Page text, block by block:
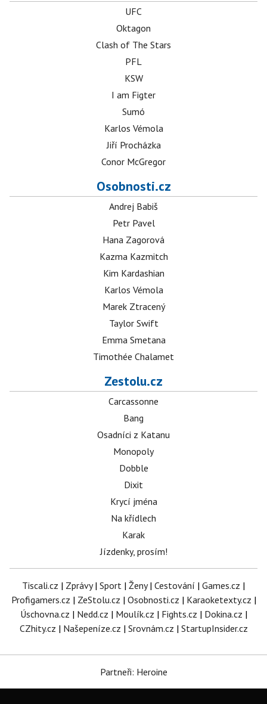
UFC
Oktagon
Clash of The Stars
PFL
KSW
I am Figter
Sumó
Karlos Vémola
Jiří Procházka
Conor McGregor
Osobnosti.cz
Andrej Babiš
Petr Pavel
Hana Zagorová
Kazma Kazmitch
Kim Kardashian
Karlos Vémola
Marek Ztracený
Taylor Swift
Emma Smetana
Timothée Chalamet
Zestolu.cz
Carcassonne
Bang
Osadníci z Katanu
Monopoly
Dobble
Dixit
Krycí jména
Na křídlech
Karak
Jízdenky, prosím!
Tiscali.cz | Zprávy| Sport | Ženy| Cestování | Games.cz |
Profigamers.cz | ZeStolu.cz | Osobnosti.cz | Karaoketexty.cz |
Úschovna.cz | Nedd.cz | Moulík.cz | Fights.cz | Dokina.cz |
CZhity.cz | Našepeníze.cz | Srovnám.cz | StartupInsider.cz
Partneři: Heroine